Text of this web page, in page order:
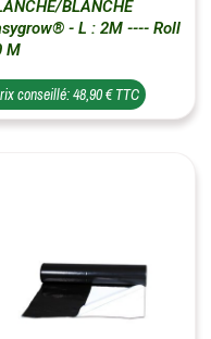
BLANCHE
- L : 2M ---- Roll
M
conseillé: 48,90 € TTC